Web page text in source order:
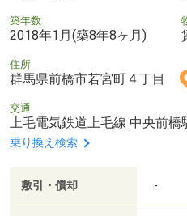
築年数
2018年1月(築8年8ヶ月)
住所
群馬県前橋市若宮町４丁目
交通
上毛電気鉄道上毛線 中央前橋
乗り換え検索
敷引・償却 -